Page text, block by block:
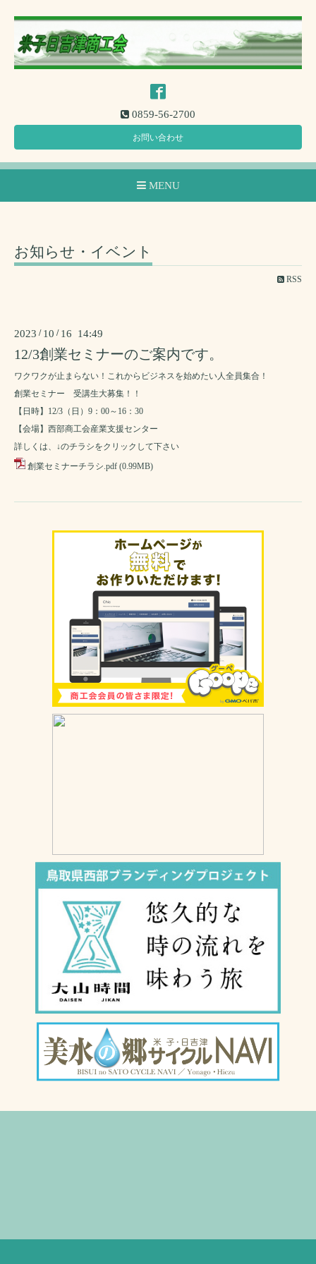
0859-56-2700
お問い合わせ
MENU
お知らせ・イベント
RSS
2023 / 10 / 16 14:49
12/3創業セミナーのご案内です。
ワクワクが止まらない！これからビジネスを始めたい人全員集合！
創業セミナー 受講生大募集！！
【日時】12/3（日）9：00～16：30
【会場】西部商工会産業支援センター
詳しくは、↓のチラシをクリックして下さい
創業セミナーチラシ.pdf (0.99MB)